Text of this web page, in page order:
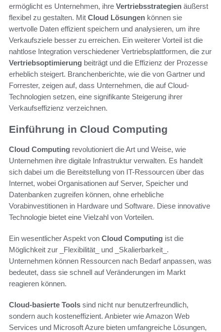
ermöglicht es Unternehmen, ihre Vertriebsstrategien äußerst
flexibel zu gestalten. Mit Cloud Lösungen können sie
wertvolle Daten effizient speichern und analysieren, um ihre
Verkaufsziele besser zu erreichen. Ein weiterer Vorteil ist die
nahtlose Integration verschiedener Vertriebsplattformen, die zur
Vertriebsoptimierung beiträgt und die Effizienz der Prozesse
erheblich steigert. Branchenberichte, wie die von Gartner und
Forrester, zeigen auf, dass Unternehmen, die auf Cloud-
Technologien setzen, eine signifikante Steigerung ihrer
Verkaufseffizienz verzeichnen.
Einführung in Cloud Computing
Cloud Computing revolutioniert die Art und Weise, wie
Unternehmen ihre digitale Infrastruktur verwalten. Es handelt
sich dabei um die Bereitstellung von IT-Ressourcen über das
Internet, wobei Organisationen auf Server, Speicher und
Datenbanken zugreifen können, ohne erhebliche
Vorabinvestitionen in Hardware und Software. Diese innovative
Technologie bietet eine Vielzahl von Vorteilen.
Ein wesentlicher Aspekt von Cloud Computing ist die
Möglichkeit zur _Flexibilität_ und _Skalierbarkeit_.
Unternehmen können Ressourcen nach Bedarf anpassen, was
bedeutet, dass sie schnell auf Veränderungen im Markt
reagieren können.
Cloud-basierte Tools sind nicht nur benutzerfreundlich,
sondern auch kosteneffizient. Anbieter wie Amazon Web
Services und Microsoft Azure bieten umfangreiche Lösungen,